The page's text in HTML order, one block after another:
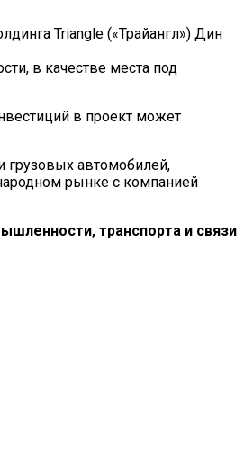
Triangle («Трайангл») Дин
в качестве места под
в проект может
грузовых автомобилей,
рынке с компанией
транспорта и связи